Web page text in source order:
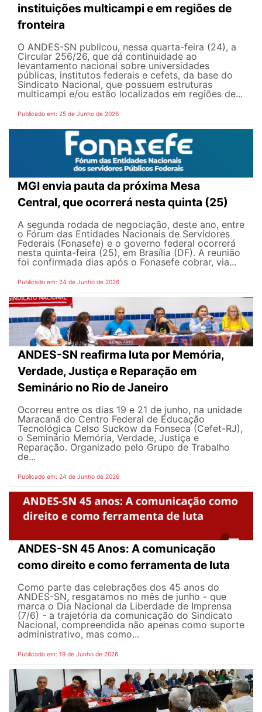
instituições multicampi e em regiões de
fronteira
O ANDES-SN publicou, nessa quarta-feira (24), a
Circular 256/26, que dá continuidade ao
levantamento nacional sobre universidades
públicas, institutos federais e cefets, da base do
Sindicato Nacional, que possuem estruturas
multicampi e/ou estão localizados em regiões de...
Publicado em: 25 de Junho de 2026
MGI envia pauta da próxima Mesa
Central, que ocorrerá nesta quinta (25)
A segunda rodada de negociação, deste ano, entre
o Fórum das Entidades Nacionais de Servidores
Federais (Fonasefe) e o governo federal ocorrerá
nesta quinta-feira (25), em Brasília (DF). A reunião
foi confirmada dias após o Fonasefe cobrar, via...
Publicado em: 24 de Junho de 2026
ANDES-SN reafirma luta por Memória,
Verdade, Justiça e Reparação em
Seminário no Rio de Janeiro
Ocorreu entre os dias 19 e 21 de junho, na unidade
Maracanã do Centro Federal de Educação
Tecnológica Celso Suckow da Fonseca (Cefet-RJ),
o Seminário Memória, Verdade, Justiça e
Reparação. Organizado pelo Grupo de Trabalho
de...
Publicado em: 24 de Junho de 2026
ANDES-SN 45 Anos: A comunicação
como direito e como ferramenta de luta
Como parte das celebrações dos 45 anos do
ANDES-SN, resgatamos no mês de junho - que
marca o Dia Nacional da Liberdade de Imprensa
(7/6) - a trajetória da comunicação do Sindicato
Nacional, compreendida não apenas como suporte
administrativo, mas como...
Publicado em: 19 de Junho de 2026